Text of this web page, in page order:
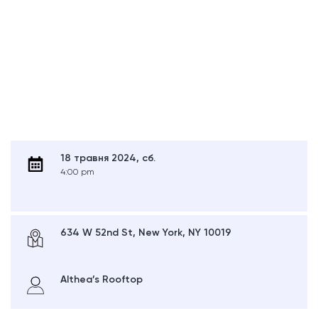
18 травня 2024, сб.
4:00 pm
634 W 52nd St, New York, NY 10019
Althea’s Rooftop